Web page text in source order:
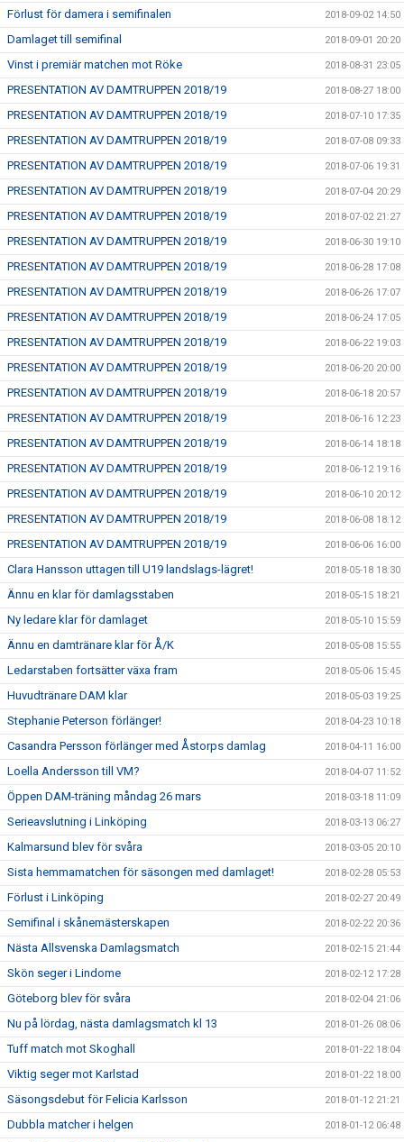
Förlust för damera i semifinalen 2018-09-02 14:50
Damlaget till semifinal 2018-09-01 20:20
Vinst i premiär matchen mot Röke 2018-08-31 23:05
PRESENTATION AV DAMTRUPPEN 2018/19 2018-08-27 18:00
PRESENTATION AV DAMTRUPPEN 2018/19 2018-07-10 17:35
PRESENTATION AV DAMTRUPPEN 2018/19 2018-07-08 09:33
PRESENTATION AV DAMTRUPPEN 2018/19 2018-07-06 19:31
PRESENTATION AV DAMTRUPPEN 2018/19 2018-07-04 20:29
PRESENTATION AV DAMTRUPPEN 2018/19 2018-07-02 21:27
PRESENTATION AV DAMTRUPPEN 2018/19 2018-06-30 19:10
PRESENTATION AV DAMTRUPPEN 2018/19 2018-06-28 17:08
PRESENTATION AV DAMTRUPPEN 2018/19 2018-06-26 17:07
PRESENTATION AV DAMTRUPPEN 2018/19 2018-06-24 17:05
PRESENTATION AV DAMTRUPPEN 2018/19 2018-06-22 19:03
PRESENTATION AV DAMTRUPPEN 2018/19 2018-06-20 20:00
PRESENTATION AV DAMTRUPPEN 2018/19 2018-06-18 20:57
PRESENTATION AV DAMTRUPPEN 2018/19 2018-06-16 12:23
PRESENTATION AV DAMTRUPPEN 2018/19 2018-06-14 18:18
PRESENTATION AV DAMTRUPPEN 2018/19 2018-06-12 19:16
PRESENTATION AV DAMTRUPPEN 2018/19 2018-06-10 20:12
PRESENTATION AV DAMTRUPPEN 2018/19 2018-06-08 18:12
PRESENTATION AV DAMTRUPPEN 2018/19 2018-06-06 16:00
Clara Hansson uttagen till U19 landslags-lägret! 2018-05-18 18:30
Ännu en klar för damlagsstaben 2018-05-15 18:21
Ny ledare klar för damlaget 2018-05-10 15:59
Ännu en damtränare klar för Å/K 2018-05-08 15:55
Ledarstaben fortsätter växa fram 2018-05-06 15:45
Huvudtränare DAM klar 2018-05-03 19:25
Stephanie Peterson förlänger! 2018-04-23 10:18
Casandra Persson förlänger med Åstorps damlag 2018-04-11 16:00
Loella Andersson till VM? 2018-04-07 11:52
Öppen DAM-träning måndag 26 mars 2018-03-18 11:09
Serieavslutning i Linköping 2018-03-13 06:27
Kalmarsund blev för svåra 2018-03-05 20:10
Sista hemmamatchen för säsongen med damlaget! 2018-02-28 05:53
Förlust i Linköping 2018-02-27 20:49
Semifinal i skånemästerskapen 2018-02-22 20:36
Nästa Allsvenska Damlagsmatch 2018-02-15 21:44
Skön seger i Lindome 2018-02-12 17:28
Göteborg blev för svåra 2018-02-04 21:06
Nu på lördag, nästa damlagsmatch kl 13 2018-01-26 08:06
Tuff match mot Skoghall 2018-01-22 18:04
Viktig seger mot Karlstad 2018-01-22 18:00
Säsongsdebut för Felicia Karlsson 2018-01-12 21:21
Dubbla matcher i helgen 2018-01-12 06:48